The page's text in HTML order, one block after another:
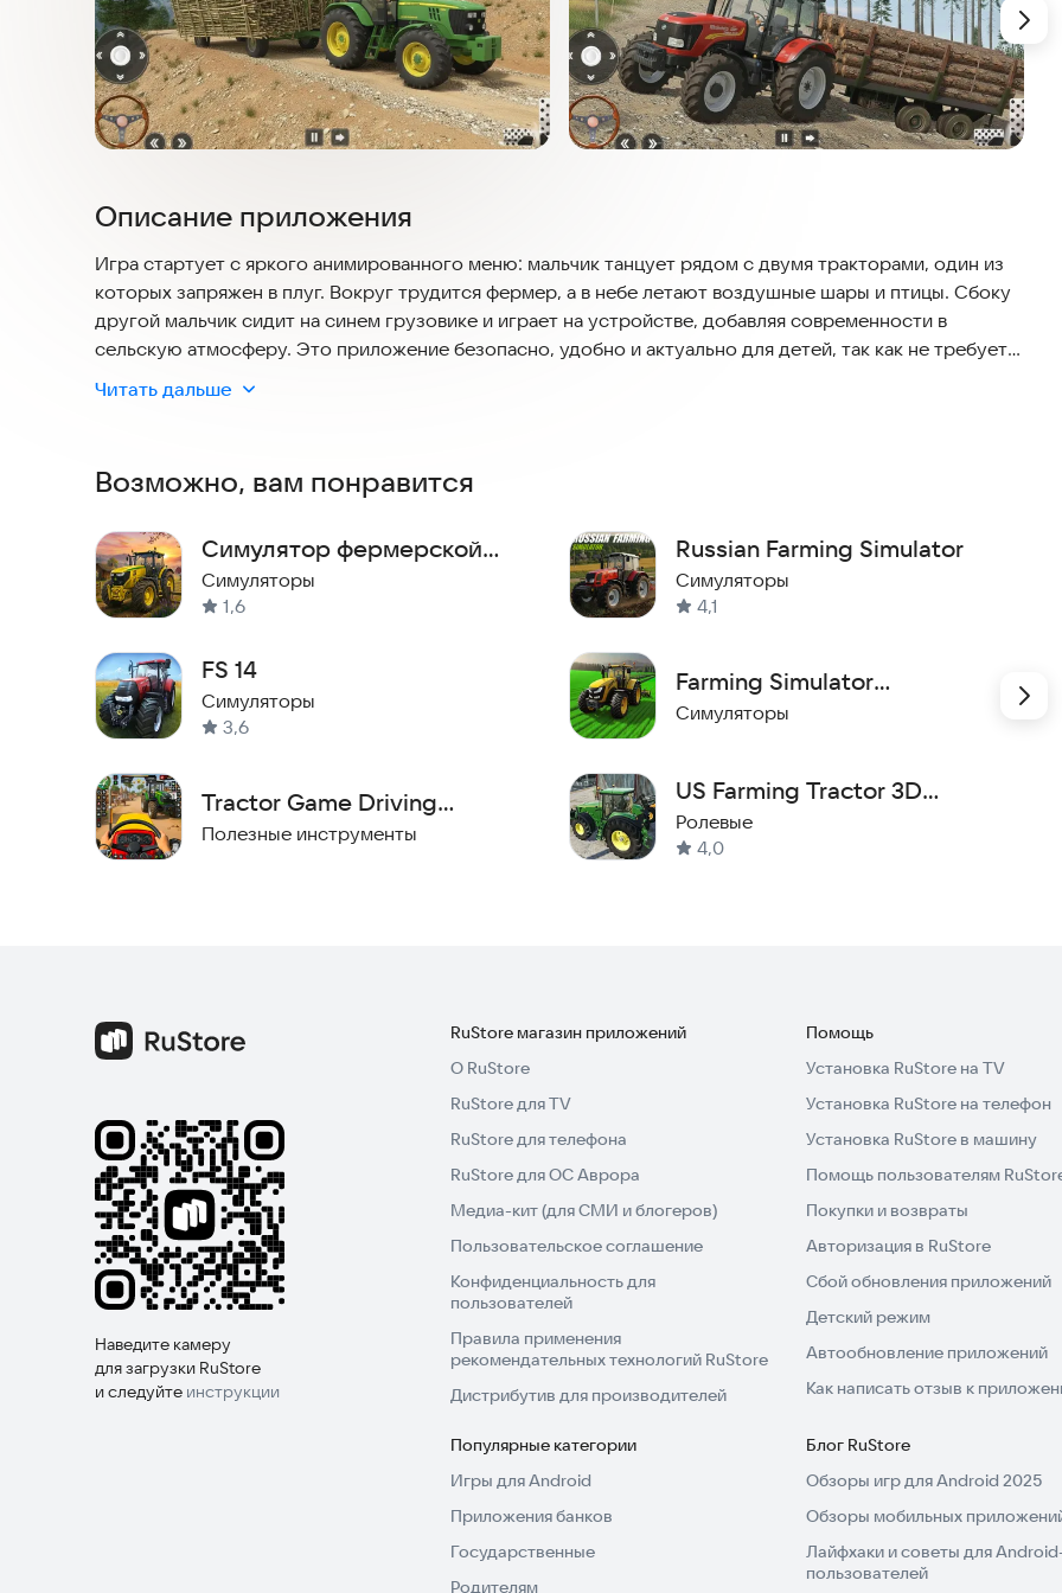
Описание приложения
Игра стартует с яркого анимированного меню: мальчик танцует рядом с двумя тракторами, один из
которых запряжен в плуг. Вокруг трудится фермер, а в небе летают воздушные шары и птицы. Сбоку
другой мальчик сидит на синем грузовике и играет на устройстве, добавляя современности в
сельскую атмосферу. Это приложение безопасно, удобно и актуально для детей, так как не требует
постоянного интернета и не содержит агрессивной рекламы.
серию мирных, но увлекательных испытаний, которые оживляют мир фермерства.
Попробуйте поиграть прямо сейчас!
Читать дальше
Возможно, вам понравится
Симулятор фермерской
жизни 3D Игра
Симуляторы
1,6
FS 14
Симуляторы
3,6
Tractor Game Driving
Simulator
Полезные инструменты
Russian Farming Simulator
Симуляторы
4,1
Farming Simulator
Supermarket Tractor Games
Симуляторы
US Farming Tractor 3D
Games
Ролевые
4,0
Наведите камеру
для загрузки RuStore
и следуйте инструкции
RuStore магазин приложений
О RuStore
RuStore для TV
RuStore для телефона
RuStore для ОС Аврора
Медиа-кит (для СМИ и блогеров)
Пользовательское соглашение
Конфиденциальность для
пользователей
Правила применения
рекомендательных технологий RuStore
Дистрибутив для производителей
Помощь
Установка RuStore на TV
Установка RuStore на телефон
Установка RuStore в машину
Помощь пользователям
Покупки и возвраты
Авторизация в RuStore
Сбой обновления приложений
Детский режим
Автообновление приложений
Как написать отзыв к
Популярные категории
Игры для Android
Приложения банков
Государственные
Родителям
Блог RuStore
Обзоры игр для Android 2025
Обзоры мобильных
Лайфхаки и советы для
пользователей